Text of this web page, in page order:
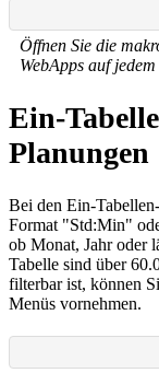
Öffnen Sie die
WebApps auf
Ein-
Planungen
Bei den Ein-
Format "Std:Min"
ob Monat, Jahr oder
Tabelle sind über
filterbar ist, können
Menüs vornehmen.